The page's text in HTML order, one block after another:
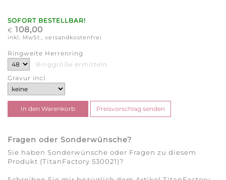
SOFORT BESTELLBAR!
€ 108,00
inkl. MwSt., versandkostenfrei
Ringweite Herrenring
Ringgröße ermitteln
Gravur incl.
Fragen oder Sonderwünsche?
Sie haben Sonderwünsche oder Fragen zu diesem
Produkt (TitanFactory 530021)?